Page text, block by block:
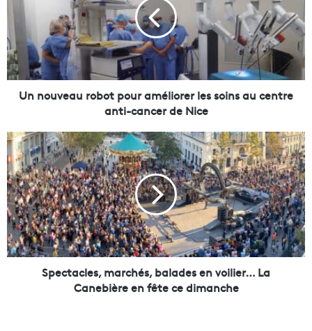
u
v
e
a
u
o
t
p
o
u
r
a
m
é
Un nouveau robot pour améliorer les soins au centre
anti-cancer de Nice
S
p
e
c
t
a
c
l
e
Spectacles, marchés, balades en voilier… La
Canebière en fête ce dimanche